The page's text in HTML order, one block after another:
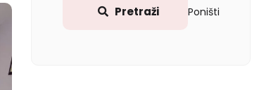
Pretraži Poništi